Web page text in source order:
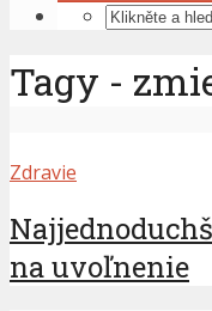
Tagy -
Zdravie
na uvoľnenie